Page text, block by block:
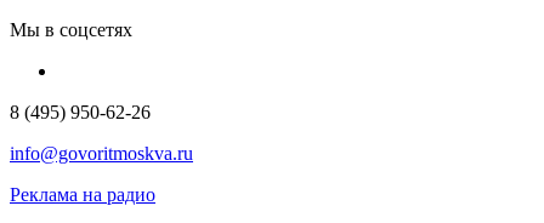
Мы в соцсетях
8 (495) 950-62-26
info@govoritmoskva.ru
Реклама на радио